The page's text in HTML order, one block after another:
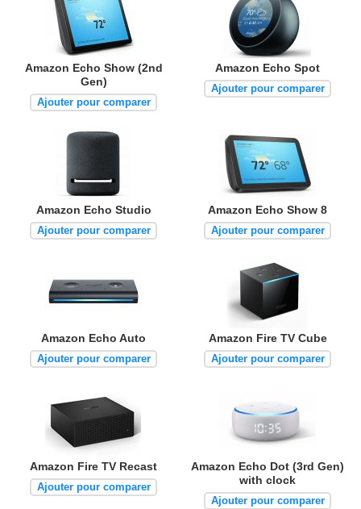
Amazon Echo Show (2nd
Gen)
Ajouter pour comparer
Amazon Echo Spot
Ajouter pour comparer
Amazon Echo Studio
Ajouter pour comparer
Amazon Echo Show 8
Ajouter pour comparer
Amazon Echo Auto
Ajouter pour comparer
Amazon Fire TV Cube
Ajouter pour comparer
Amazon Fire TV Recast
Ajouter pour comparer
Amazon Echo Dot (3rd Gen)
with clock
Ajouter pour comparer